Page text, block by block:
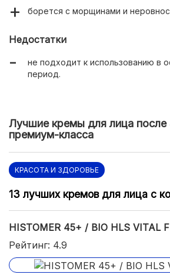
борется с морщинами и
Недостатки
не подходит к использованию в
период.
Лучшие кремы для лица после
премиум-класса
КРАСОТА И ЗДОРОВЬЕ
13 лучших кремов для лица с
HISTOMER 45+ / BIO HLS VITAL
Рейтинг: 4.9